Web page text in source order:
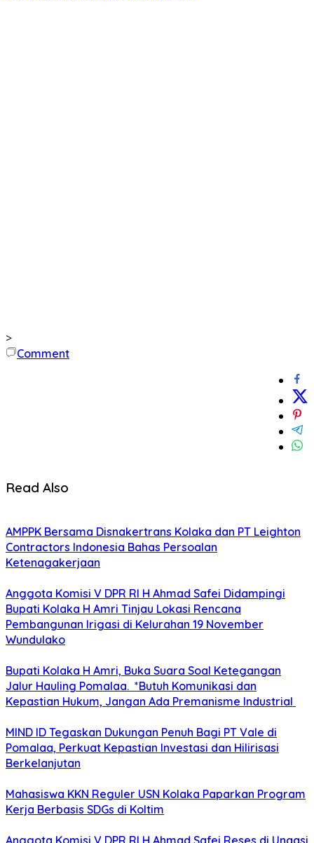
>
Comment
Read Also
AMPPK Bersama Disnakertrans Kolaka dan PT Leighton
Contractors Indonesia Bahas Persoalan
Ketenagakerjaan
Anggota Komisi V DPR RI H Ahmad Safei Didampingi
Bupati Kolaka H Amri Tinjau Lokasi Rencana
Pembangunan Irigasi di Kelurahan 19 November
Wundulako
Bupati Kolaka H Amri, Buka Suara Soal Ketegangan
Jalur Hauling Pomalaa. *Butuh Komunikasi dan
Kepastian Hukum, Jangan Ada Premanisme Industrial
MIND ID Tegaskan Dukungan Penuh Bagi PT Vale di
Pomalaa, Perkuat Kepastian Investasi dan Hilirisasi
Berkelanjutan
Mahasiswa KKN Reguler USN Kolaka Paparkan Program
Kerja Berbasis SDGs di Koltim